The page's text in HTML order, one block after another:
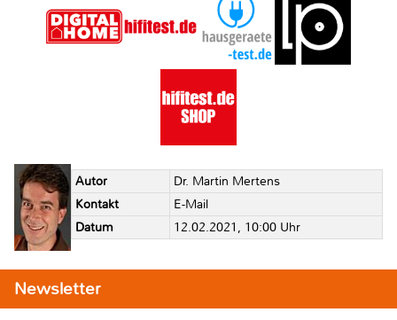
Autor
Dr. Martin Mertens
Kontakt
E-Mail
Datum
12.02.2021, 10:00 Uhr
Newsletter